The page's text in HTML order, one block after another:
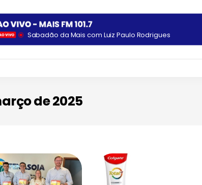
Sabadão da Mais com Luiz Paulo Rodrigues
de 2025